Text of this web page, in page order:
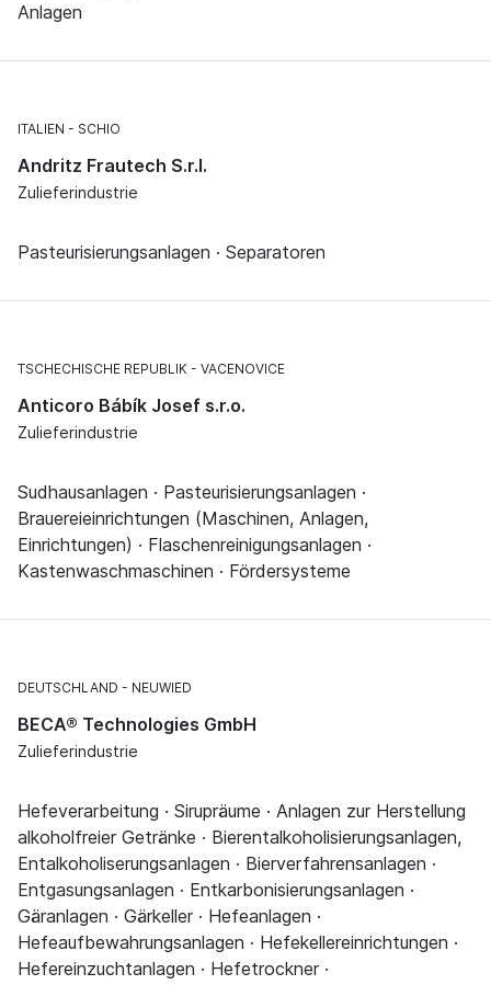
Anlagen
ITALIEN SCHIO
Andritz Frautech S.r.l.
Zulieferindustrie
Pasteurisierungsanlagen · Separatoren
TSCHECHISCHE REPUBLIK VACENOVICE
Anticoro Bábík Josef s.r.o.
Zulieferindustrie
Sudhausanlagen · Pasteurisierungsanlagen ·
Brauereieinrichtungen (Maschinen, Anlagen,
Einrichtungen) · Flaschenreinigungsanlagen ·
Kastenwaschmaschinen · Fördersysteme
DEUTSCHLAND NEUWIED
BECA® Technologies GmbH
Zulieferindustrie
Hefeverarbeitung · Sirupräume · Anlagen zur Herstellung
alkoholfreier Getränke · Bierentalkoholisierungsanlagen,
Entalkoholiserungsanlagen · Bierverfahrensanlagen ·
Entgasungsanlagen · Entkarbonisierungsanlagen ·
Gäranlagen · Gärkeller · Hefeanlagen ·
Hefeaufbewahrungsanlagen · Hefekellereinrichtungen ·
Hefereinzuchtanlagen · Hefetrockner ·